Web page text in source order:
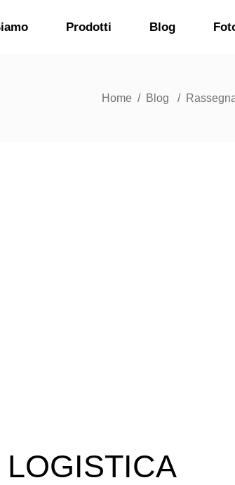
Prodotti Blog
Home / Blog /